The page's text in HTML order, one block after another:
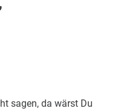
sagen, da wärst Du